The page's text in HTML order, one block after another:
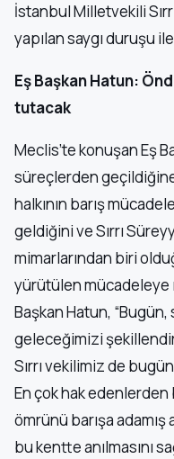
İstanbul Milletvekili
yapılan saygı duruşu
Eş Başkan Hatun:
tutacak
Meclis’te konuşan Eş
süreçlerden
halkının barış
geldiğini ve Sırrı
mimarlarından biri
yürütülen mücadeleye
Başkan Hatun,
geleceğimizi
Sırrı vekilimiz de
En çok hak
ömrünü barışa adamış
bu kentte anılmasını